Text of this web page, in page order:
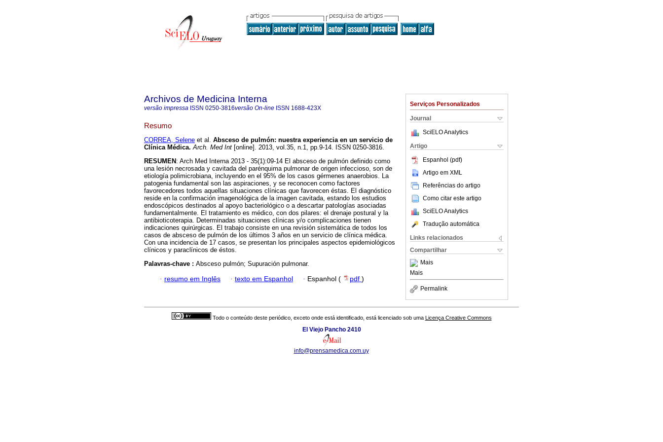
Serviços Personalizados
Journal
SciELO Analytics
Artigo
Espanhol (pdf)
Artigo em XML
Referências do artigo
Como citar este artigo
SciELO Analytics
Tradução automática
Links relacionados
Compartilhar
Mais
Mais
Permalink
Archivos de Medicina Interna
versão impressa ISSN 0250-3816versão On-line ISSN 1688-423X
Resumo
CORREA, Selene et al. Absceso de pulmón: nuestra experiencia en un servicio de
Clínica Médica. Arch. Med Int [online]. 2013, vol.35, n.1, pp.9-14. ISSN 0250-3816.
RESUMEN : Arch Med Interna 2013 - 35(1):09-14 El absceso de pulmón definido como
una lesión necrosada y cavitada del parénquima pulmonar de origen infeccioso, son de
etiología polimicrobiana, incluyendo en el 95% de los casos gérmenes anaerobios. La
patogenia fundamental son las aspiraciones, y se reconocen como factores
favorecedores todos aquellas situaciones clínicas que favorecen éstas. El diagnóstico
reside en la confirmación imagenológica de la imagen cavitada, estando los estudios
endoscópicos destinados al apoyo bacteriológico o a descartar patologías asociadas
fundamentalmente. El tratamiento es médico, con dos pilares: el drenaje postural y la
antibioticoterapia. Determinadas situaciones clínicas y/o complicaciones tienen
indicaciones quirúrgicas. El trabajo consiste en una revisión sistemática de todos los
casos de absceso de pulmón de los últimos 3 años en un servicio de clínica médica.
Con una incidencia de 17 casos, se presentan los principales aspectos epidemiológicos
clínicos y paraclínicos de éstos.
Palavras-chave : Absceso pulmón; Supuración pulmonar.
· resumo em Inglês · texto em Espanhol · Espanhol ( pdf )
Todo o conteúdo deste periódico, exceto onde está identificado, está licenciado sob uma Licença Creative Commons
El Viejo Pancho 2410
info@prensamedica.com.uy